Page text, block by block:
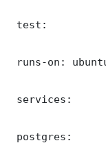
test:
runs-on:
services:
postgres: